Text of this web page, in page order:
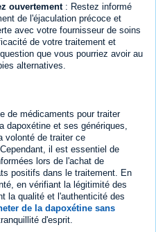
ouvertement: Restez informé
de l'éjaculation précoce et
avec votre fournisseur de soins
de votre traitement et
que vous pourriez avoir au
alternatives.
de médicaments pour traiter
dapoxétine et ses génériques,
volonté de traiter ce
il est essentiel de
lors de l'achat de
positifs dans le traitement. En
en vérifiant la légitimité des
la qualité et l'authenticité des
de la dapoxétine sans
d'esprit.